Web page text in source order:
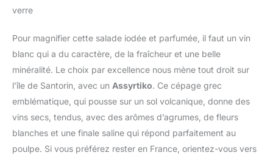
verre
Pour magnifier cette salade iodée et parfumée, il faut un vin
blanc qui a du caractère, de la fraîcheur et une belle
minéralité. Le choix par excellence nous mène tout droit sur
l’île de Santorin, avec un Assyrtiko. Ce cépage grec
emblématique, qui pousse sur un sol volcanique, donne des
vins secs, tendus, avec des arômes d’agrumes, de fleurs
blanches et une finale saline qui répond parfaitement au
poulpe. Si vous préférez rester en France, orientez-vous vers